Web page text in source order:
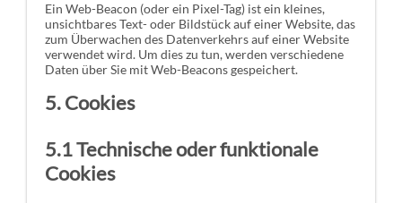
Ein Web-Beacon (oder ein Pixel-Tag) ist ein kleines,
unsichtbares Text- oder Bildstück auf einer Website, das
zum Überwachen des Datenverkehrs auf einer Website
verwendet wird. Um dies zu tun, werden verschiedene
Daten über Sie mit Web-Beacons gespeichert.
5. Cookies
5.1 Technische oder funktionale
Cookies